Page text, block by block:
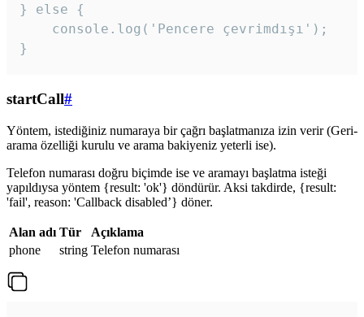
} else {
    console.log('Pencere çevrimdışı');
}
startCall#
Yöntem, istediğiniz numaraya bir çağrı başlatmanıza izin verir (Geri-
arama özelliği kurulu ve arama bakiyeniz yeterli ise).
Telefon numarası doğru biçimde ise ve aramayı başlatma isteği
yapıldıysa yöntem {result: 'ok'} döndürür. Aksi takdirde, {result:
'fail', reason: 'Callback disabled’} döner.
Alan adı Tür
Açıklama
phone
string Telefon numarası